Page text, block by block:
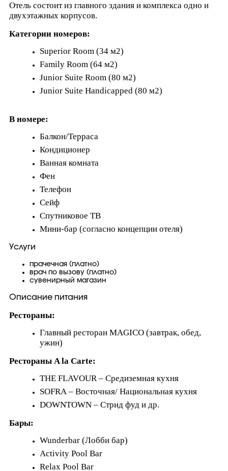
Отель состоит из главного здания и комплекса одно и
двухэтажных корпусов.
Категории номеров:
Superior Room (34 м2)
Family Room (64 м2)
Junior Suite Room (80 м2)
Junior Suite Handicapped (80 м2)
В номере:
Балкон/Терраса
Кондиционер
Ванная комната
Фен
Телефон
Сейф
Спутниковое ТВ
Мини-бар (согласно концепции отеля)
Услуги
прачечная (платно)
врач по вызову (платно)
сувенирный магазин
Описание питания
Рестораны:
Главный ресторан MAGICO (завтрак, обед,
ужин)
Рестораны A la Carte:
THE FLAVOUR – Средиземная кухня
SOFRA – Восточная/ Национальная кухня
DOWNTOWN – Стрид фуд и др.
Бары:
Wunderbar (Лобби бар)
Activity Pool Bar
Relax Pool Bar